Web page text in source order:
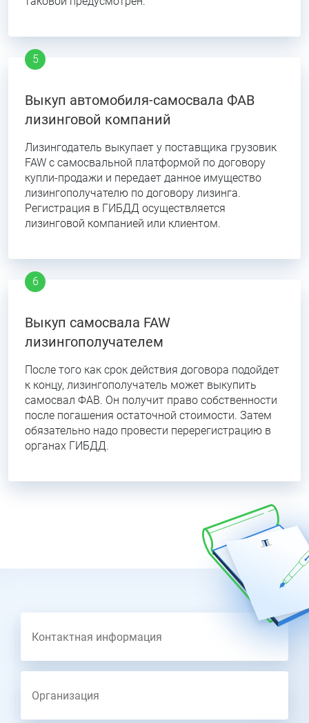
Выкуп автомобиля-самосвала ФАВ
лизинговой компаний
Лизингодатель выкупает у поставщика грузовик
FAW c самосвальной платформой по договору
купли-продажи и передает данное имущество
лизингополучателю по договору лизинга.
Регистрация в ГИБДД осуществляется
лизинговой компанией или клиентом.
Выкуп самосвала FAW
лизингополучателем
После того как срок действия договора подойдет
к концу, лизингополучатель может выкупить
самосвал ФАВ. Он получит право собственности
после погашения остаточной стоимости. Затем
обязательно надо провести перерегистрацию в
органах ГИБДД.